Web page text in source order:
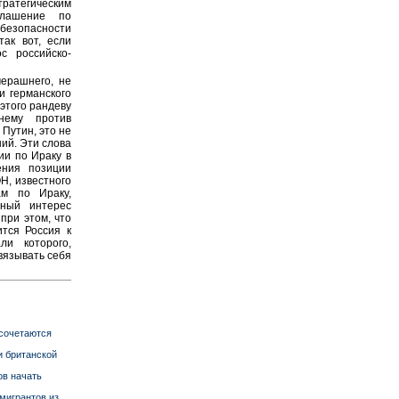
по
вот, если
российско-
не
рандеву
против
это не
Эти слова
по Ираку в
позиции
известного
по Ираку,
интерес
этом, что
Россия к
которого,
себя
британской
начать